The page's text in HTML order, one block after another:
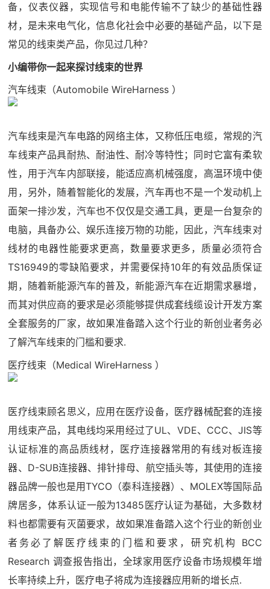
备，仪表仪器，实现信号和电能传输不了缺少的基础性器
材，是未来电气化，信息化社会中必要的基础产品，以下是
常见的线束类产品，你见过几种？
小编带你一起来探讨线束的世界
汽车线束（Automobile WireHarness ）
汽车线束是汽车电路的网络主体，又称低压电缆，常规的汽
车线束产品具耐热、耐油性、耐冷等特性；同时它富有柔软
性，用于汽车内部联接，能适应高机械强度，高温环境中使
用，另外，随着智能化的发展，汽车再也不是一个发动机上
面架一排沙发，汽车也不仅仅是交通工具，更是一台复杂的
电脑，具备办公、娱乐连接万物的功能，因此，汽车线束对
线材的电器性能要求更高，数量要求更多，质量必须符合
TS16949的零缺陷要求，并需要保持10年的有效品质保证
期，随着新能源汽车的普及，新能源汽车在近期需求暴增，
而其对供应商的要求是必须能够提供成套线缆设计开发方案
全套服务的厂家，故如果准备踏入这个行业的新创业者务必
了解汽车线束的门槛和要求.
医疗线束（Medical WireHarness ）
医疗线束顾名思义，应用在医疗设备，医疗器械配套的连接
用线束产品，其电线均采用经过了UL、VDE、CCC、JIS等
认证标准的高品质线材，医疗连接器常用的有线对板连接
器、D-SUB连接器、排针排母、航空插头等，其使用的连接
器品牌一般也是用TYCO（泰科连接器）、MOLEX等国际品
牌居多，体系认证一般为13485医疗认证为基础，大多数材
料也都需要有灭菌要求，故如果准备踏入这个行业的新创业
者务必了解医疗线束的门槛和要求，研究机构 BCC
Research 调查报告指出，全球家用医疗设备市场规模年增
长率持续上升，医疗电子将成为连接器应用新的增长点.